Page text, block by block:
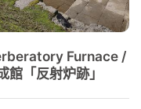
Furnace /
館「反射炉跡」